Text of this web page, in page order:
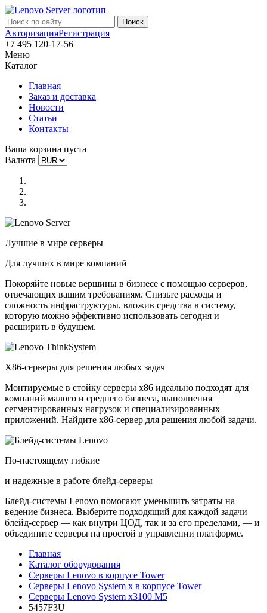
АвторизацияРегистрация
+7 495 120-17-56
Меню
Каталог
Главная
Заказ и доставка
Новости
Статьи
Контакты
Ваша корзина пуста
Валюта
Лучшие в мире серверы
Для лучших в мире компаний
Покоряйте новые вершины в бизнесе с помощью серверов,
отвечающих вашим требованиям. Снизьте расходы и
сложность инфраструктуры, вложив средства в систему,
которую можно эффективно использовать сегодня и
расширить в будущем.
X86-серверы для решения любых задач
Монтируемые в стойку серверы x86 идеально подходят для
компаний малого и среднего бизнеса, выполнения
сегментированных нагрузок и специализированных
приложений. Найдите x86-сервер для решения любой задачи.
По-настоящему гибкие
и надежные в работе блейд-серверы
Блейд-системы Lenovo помогают уменьшить затраты на
ведение бизнеса. Выберите подходящий для каждой задачи
блейд-сервер — как внутри ЦОД, так и за его пределами, — и
объедините серверы на простой в управлении платформе.
Главная
Каталог оборудования
Серверы Lenovo в корпусе Tower
Серверы Lenovo System x в корпусе Tower
Серверы Lenovo System x3100 M5
5457F3U